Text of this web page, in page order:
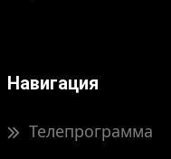
Навигация
Телепрограмма